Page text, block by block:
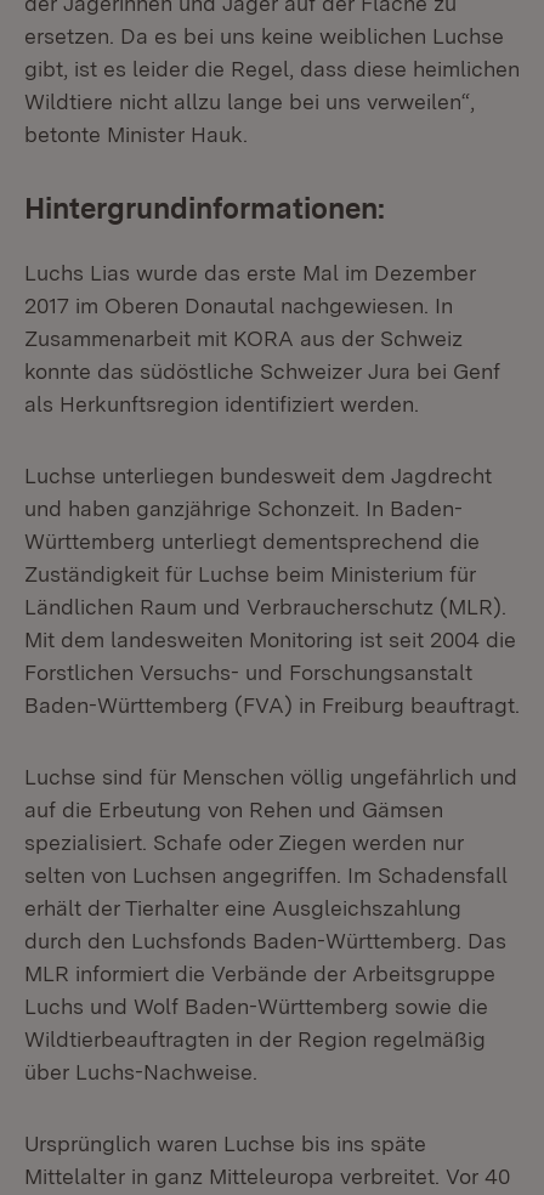
ersetzen. Da es bei uns keine weiblichen Luchse
gibt, ist es leider die Regel, dass diese heimlichen
Wildtiere nicht allzu lange bei uns verweilen“,
betonte Minister Hauk.
Hintergrundinformationen:
Luchs Lias wurde das erste Mal im Dezember
2017 im Oberen Donautal nachgewiesen. In
Zusammenarbeit mit KORA aus der Schweiz
konnte das südöstliche Schweizer Jura bei Genf
als Herkunftsregion identifiziert werden.
Luchse unterliegen bundesweit dem Jagdrecht
und haben ganzjährige Schonzeit. In Baden-
Württemberg unterliegt dementsprechend die
Zuständigkeit für Luchse beim Ministerium für
Ländlichen Raum und Verbraucherschutz (MLR).
Mit dem landesweiten Monitoring ist seit 2004 die
Forstlichen Versuchs- und Forschungsanstalt
Baden-Württemberg (FVA) in Freiburg beauftragt.
Luchse sind für Menschen völlig ungefährlich und
auf die Erbeutung von Rehen und Gämsen
spezialisiert. Schafe oder Ziegen werden nur
selten von Luchsen angegriffen. Im Schadensfall
erhält der Tierhalter eine Ausgleichszahlung
durch den Luchsfonds Baden-Württemberg. Das
MLR informiert die Verbände der Arbeitsgruppe
Luchs und Wolf Baden-Württemberg sowie die
Wildtierbeauftragten in der Region regelmäßig
über Luchs-Nachweise.
Ursprünglich waren Luchse bis ins späte
Mittelalter in ganz Mitteleuropa verbreitet. Vor 40